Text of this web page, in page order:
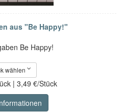
aus "Be Happy!"
Be Happy!
Stück wählen
| 3,49 €/Stück